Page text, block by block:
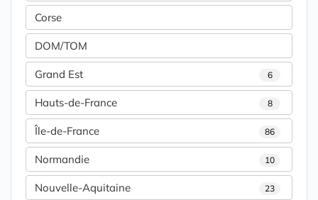
Corse
DOM/TOM
Grand Est 6
Hauts-de-France 8
Île-de-France 86
Normandie 10
Nouvelle-Aquitaine 23